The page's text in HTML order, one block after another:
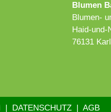
Blumen
Blumen-
Haid-und-
76131
DATENSCHUTZ| AGB